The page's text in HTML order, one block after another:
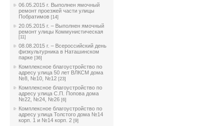
06.05.2015 г. Выполнен ямочный
ремонт проезжей части улицы
Побратимов [14]
20.05.2015 г. – Выполнен ямочный
ремонт улицы Коммунистическая
[11]
08.08.2015 г. – Всероссийский день
физкультурника в Наташинском
парке [36]
Комплексное благоустройство по
адресу улица 50 лет ВЛКСМ дома
№8, №10, №12 [23]
Комплексное благоустройство по
адресу улица С.П. Попова дома
№22, №24, №26 [6]
Комплексное благоустройство по
адресу улица Толстого дома №14
корп. 1 и №14 корп. 2 [9]